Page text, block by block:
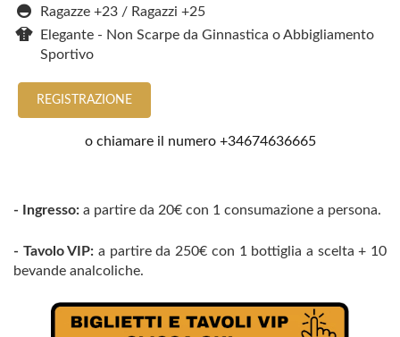
Ragazze +23 / Ragazzi +25
Elegante - Non Scarpe da Ginnastica o Abbigliamento
Sportivo
REGISTRAZIONE
o chiamare il numero +34674636665
- Ingresso: a partire da 20€ con 1 consumazione a persona.
- Tavolo VIP: a partire da 250€ con 1 bottiglia a scelta + 10
bevande analcoliche.